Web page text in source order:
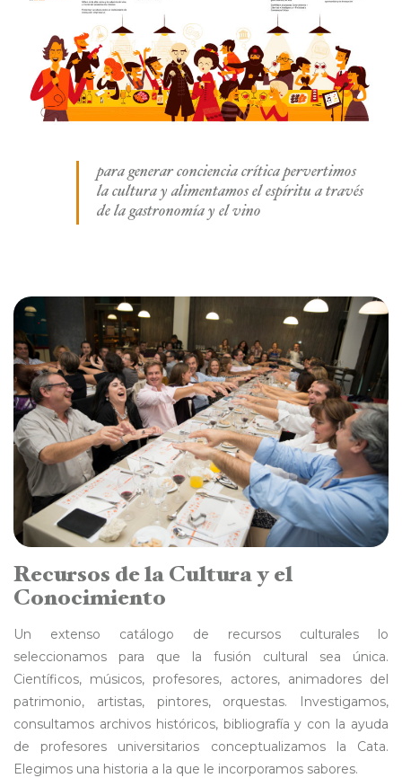
para generar conciencia crítica pervertimos
la cultura y alimentamos el espíritu a través
de la gastronomía y el vino
Recursos de la Cultura y el
Conocimiento
Un extenso catálogo de recursos culturales lo
seleccionamos para que la fusión cultural sea única.
Científicos, músicos, profesores, actores, animadores del
patrimonio, artistas, pintores, orquestas. Investigamos,
consultamos archivos históricos, bibliografía y con la ayuda
de profesores universitarios conceptualizamos la Cata.
Elegimos una historia a la que le incorporamos sabores.